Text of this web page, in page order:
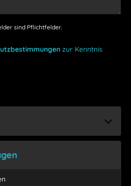
sind Pflichtfelder.
zur Kenntnis